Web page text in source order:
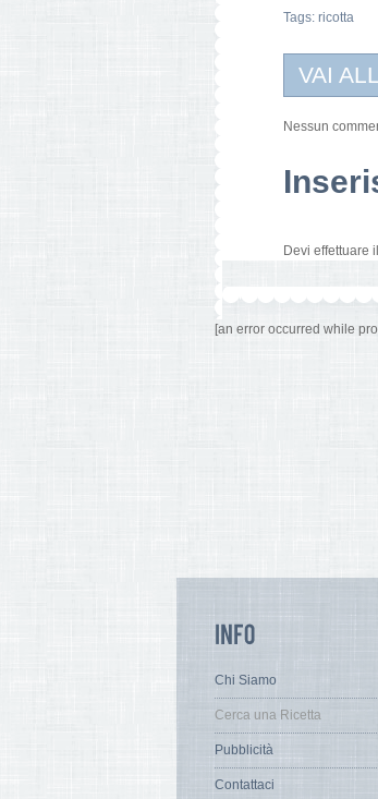
Tags: ricotta
VAI
Nessun
Devi effettuare il
[an error occurred while
Chi Siamo
Cerca una Ricetta
Pubblicità
Contattaci